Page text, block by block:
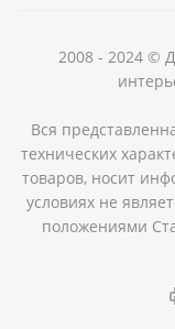
2008 - 2024 ©
Вся
технических
товаров, носит
условиях не
положениями